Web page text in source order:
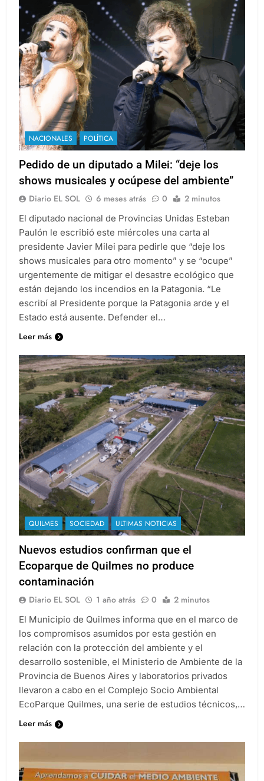
NACIONALES POLÍTICA
Pedido de un diputado a Milei: “deje los
shows musicales y ocúpese del ambiente”
Diario EL SOL 6 meses atrás 0 2 minutos
El diputado nacional de Provincias Unidas Esteban
Paulón le escribió este miércoles una carta al
presidente Javier Milei para pedirle que “deje los
shows musicales para otro momento” y se “ocupe”
urgentemente de mitigar el desastre ecológico que
están dejando los incendios en la Patagonia. “Le
escribí al Presidente porque la Patagonia arde y el
Estado está ausente. Defender el…
Leer más
QUILMES SOCIEDAD ULTIMAS NOTICIAS
Nuevos estudios confirman que el
Ecoparque de Quilmes no produce
contaminación
Diario EL SOL 1 año atrás 0 2 minutos
El Municipio de Quilmes informa que en el marco de
los compromisos asumidos por esta gestión en
relación con la protección del ambiente y el
desarrollo sostenible, el Ministerio de Ambiente de la
Provincia de Buenos Aires y laboratorios privados
llevaron a cabo en el Complejo Socio Ambiental
EcoParque Quilmes, una serie de estudios técnicos,…
Leer más